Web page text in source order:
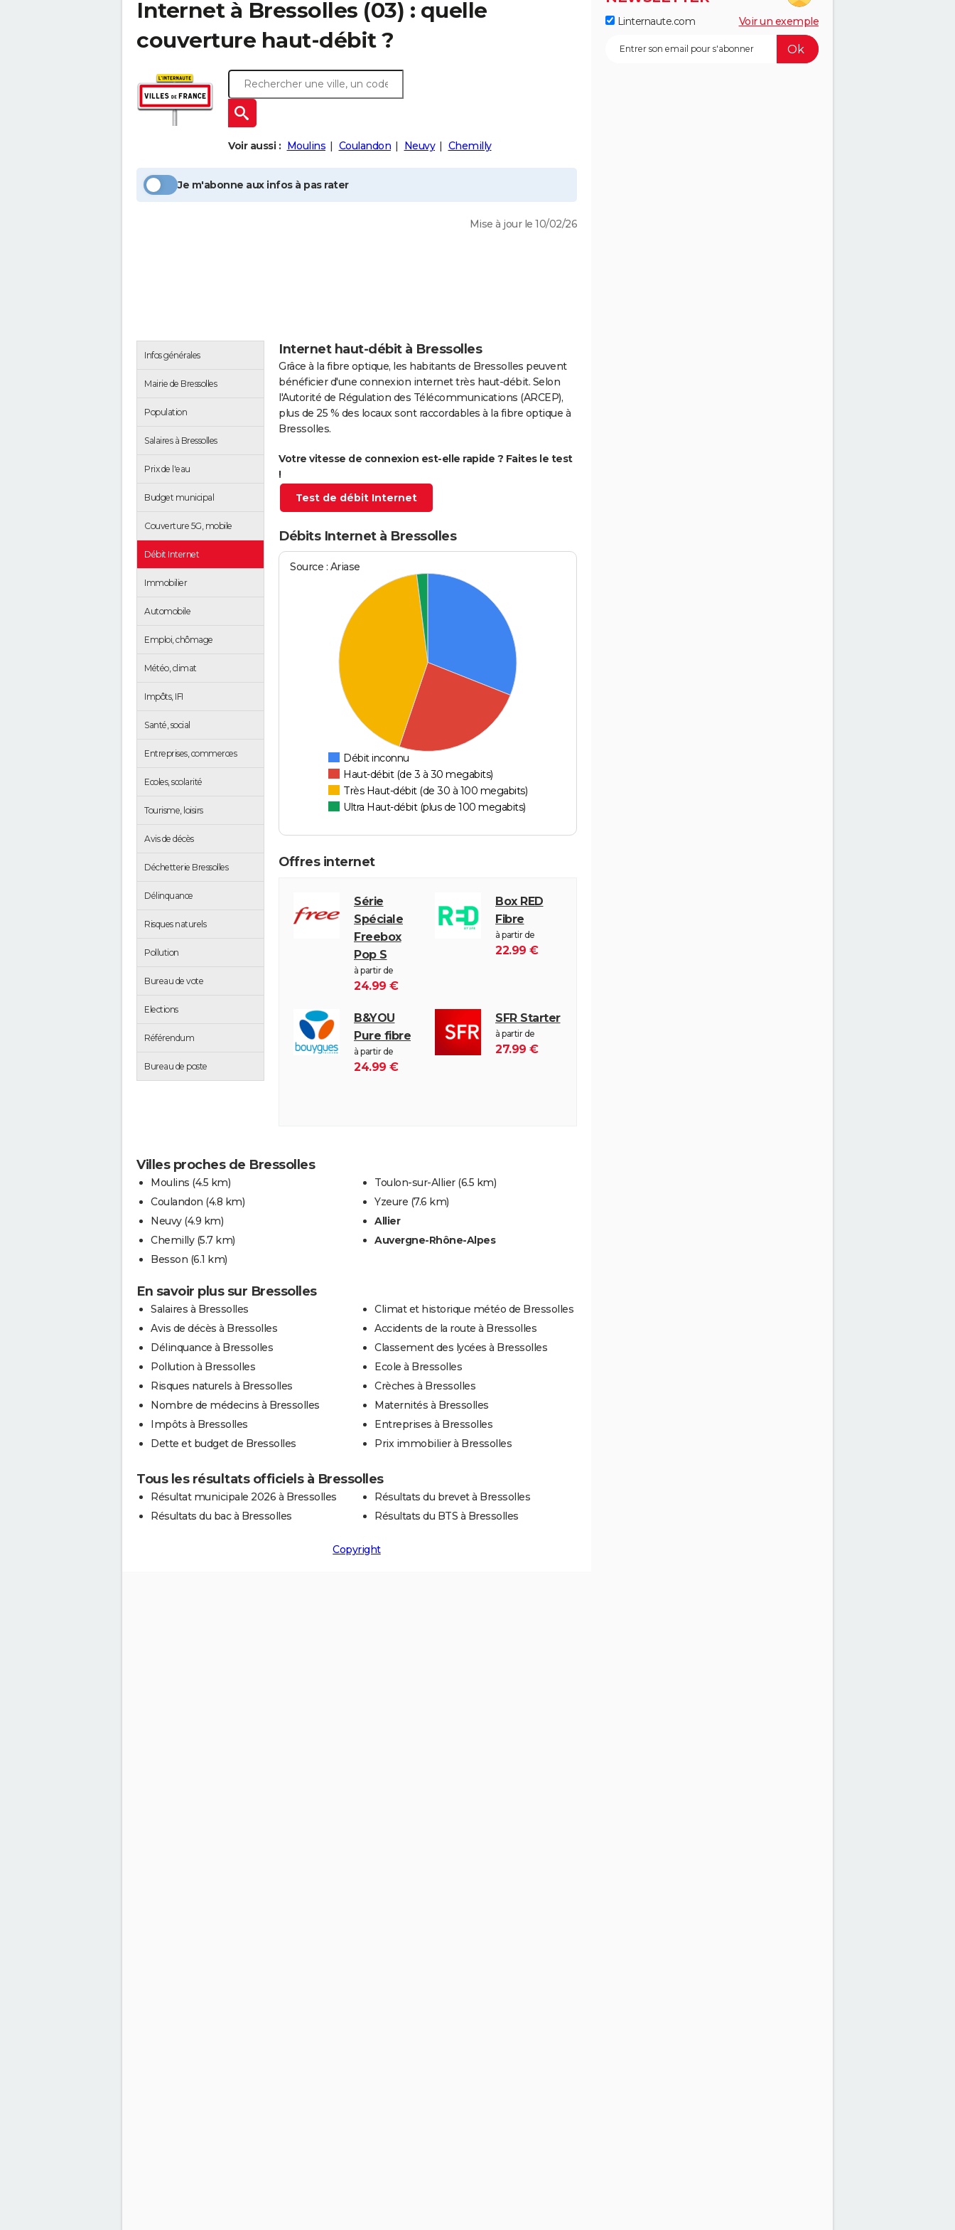
Internet à Bressolles (03) : quelle
couverture haut-débit ?
Voir aussi : Moulins Coulandon Neuvy Chemilly
Je m'abonne aux infos à pas rater
Mise à jour le 10/02/26
Infos générales
Mairie de Bressolles
Population
Salaires à Bressolles
Prix de l'eau
Budget municipal
Couverture 5G, mobile
Débit Internet
Immobilier
Automobile
Emploi, chômage
Météo, climat
Impôts, IFI
Santé, social
Entreprises, commerces
Ecoles, scolarité
Tourisme, loisirs
Avis de décès
Déchetterie Bressolles
Délinquance
Risques naturels
Pollution
Bureau de vote
Elections
Référendum
Bureau de poste
Internet haut-débit à Bressolles
Grâce à la fibre optique, les habitants de Bressolles peuvent
bénéficier d'une connexion internet très haut-débit. Selon
l'Autorité de Régulation des Télécommunications (ARCEP),
plus de 25 % des locaux sont raccordables à la fibre optique à
Bressolles.
Votre vitesse de connexion est-elle rapide ? Faites le test
!
Test de débit Internet
Débits Internet à Bressolles
Source : Ariase
Débit inconnu
Haut-débit (de 3 à 30 megabits)
Très Haut-débit (de 30 à 100 megabits)
Ultra Haut-débit (plus de 100 megabits)
Offres internet
Série
Spéciale
Freebox
Pop S
à partir de
24.99 €
Box RED
Fibre
à partir de
22.99 €
B&YOU
Pure fibre
à partir de
24.99 €
SFR Starter
à partir de
27.99 €
Villes proches de Bressolles
Moulins (4.5 km)
Coulandon (4.8 km)
Neuvy (4.9 km)
Chemilly (5.7 km)
Besson (6.1 km)
Toulon-sur-Allier (6.5 km)
Yzeure (7.6 km)
Allier
Auvergne-Rhône-Alpes
En savoir plus sur Bressolles
Salaires à Bressolles
Avis de décès à Bressolles
Délinquance à Bressolles
Pollution à Bressolles
Risques naturels à Bressolles
Nombre de médecins à Bressolles
Impôts à Bressolles
Dette et budget de Bressolles
Climat et historique météo de Bressolles
Accidents de la route à Bressolles
Classement des lycées à Bressolles
Ecole à Bressolles
Crèches à Bressolles
Maternités à Bressolles
Entreprises à Bressolles
Prix immobilier à Bressolles
Tous les résultats officiels à Bressolles
Résultat municipale 2026 à Bressolles
Résultats du bac à Bressolles
Résultats du brevet à Bressolles
Résultats du BTS à Bressolles
Copyright
Linternaute.com Voir un exemple